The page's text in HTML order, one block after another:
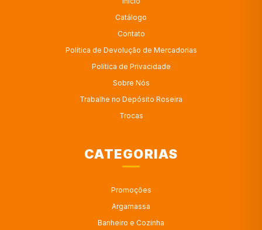
Catálogo
Contato
Política de Devolução de Mercadorias
Política de Privacidade
Sobre Nós
Trabalhe no Depósito Roseira
Trocas
CATEGORIAS
Promoções
Argamassa
Banheiro e Cozinha